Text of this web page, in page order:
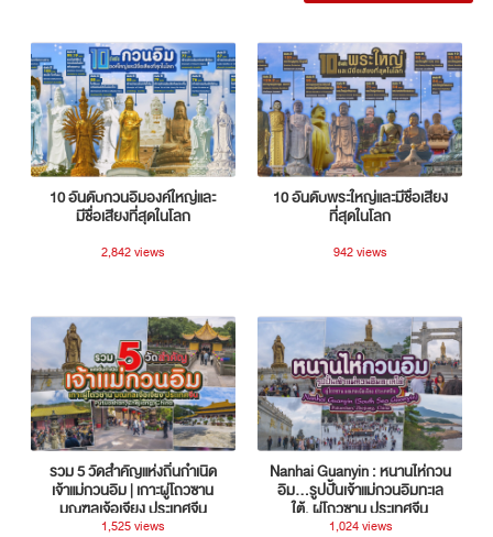
10 อันดับกวนอิมองค์ใหญ่และ
มีชื่อเสียงที่สุดในโลก
2,842 views
10 อันดับพระใหญ่และมีชื่อเสียง
ที่สุดในโลก
942 views
รวม 5 วัดสำคัญแห่งถิ่นกำเนิด
เจ้าแม่กวนอิม | เกาะผู่โถวซาน
มณฑลเจ้อเจียง ประเทศจีน
1,525 views
Nanhai Guanyin : หนานไห่กวน
อิม...รูปปั้นเจ้าแม่กวนอิมทะเล
ใต้, ผู่โถวซาน ประเทศจีน
1,024 views